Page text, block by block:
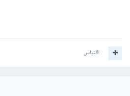
اقتباس